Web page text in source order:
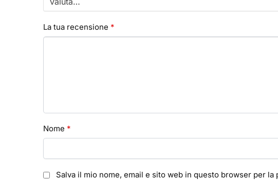
La tua recensione *
Nome *
Salva il mio nome, email e sito web in questo browser per